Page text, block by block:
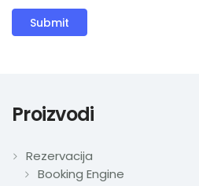
Proizvodi
Rezervacija
Booking Engine